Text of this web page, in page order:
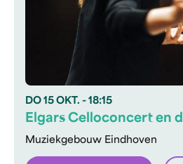
DO 15 OKT. - 18:15
Muziekgebouw Eindhoven
Elgars Celloconcert en